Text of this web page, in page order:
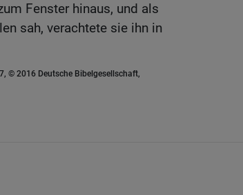
Fenster hinaus, und als
sah, verachtete sie ihn in
© 2016 Deutsche Bibelgesellschaft,